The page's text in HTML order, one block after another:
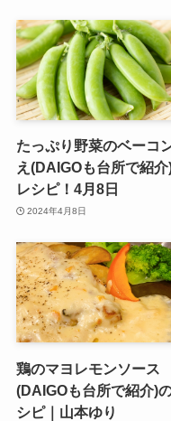
たっぷり野菜のベーコ
え(DAIGOも台所で紹介
レシピ！4月8日
2024年4月8日
鶏のマヨレモンソース
(DAIGOも台所で紹介)
シピ｜山本ゆり